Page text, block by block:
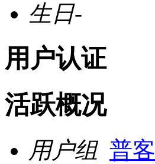
生日-
用户认证
活跃概况
用户组 普客